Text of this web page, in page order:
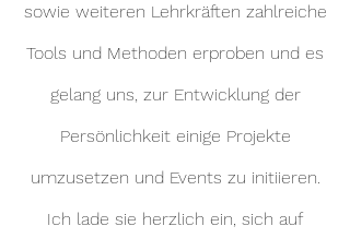
sowie weiteren Lehrkräften zahlreiche
Tools und Methoden erproben und es
gelang uns, zur Entwicklung der
Persönlichkeit einige Projekte
umzusetzen und Events zu initiieren.
Ich lade sie herzlich ein, sich auf